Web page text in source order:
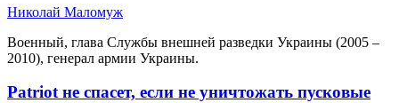
Николай Маломуж
Военный, глава Службы внешней разведки Украины (2005 –
2010), генерал армии Украины.
Patriot не спасет, если не уничтожать пусковые